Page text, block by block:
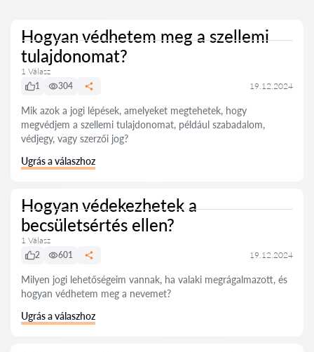
Hogyan védhetem meg a szellemi
tulajdonomat?
1 Válasz
1
304 19.12.2024
Mik azok a jogi lépések, amelyeket megtehetek, hogy
megvédjem a szellemi tulajdonomat, például szabadalom,
védjegy, vagy szerzői jog?
Ugrás a válaszhoz
Hogyan védekezhetek a
becsületsértés ellen?
1 Válasz
2
601 19.12.2024
Milyen jogi lehetőségeim vannak, ha valaki megrágalmazott, és
hogyan védhetem meg a nevemet?
Ugrás a válaszhoz